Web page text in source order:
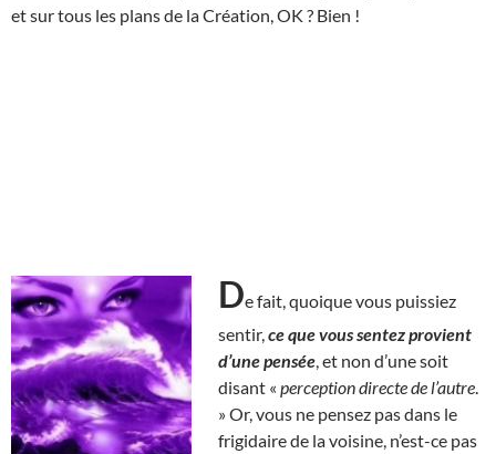
et sur tous les plans de la Création, OK ? Bien !
De fait, quoique vous puissiez
sentir, ce que vous sentez provient
d’une pensée , et non d’une soit
disant « perception directe de l’autre
» Or, vous ne pensez pas dans le
frigidaire de la voisine, n’est-ce pas